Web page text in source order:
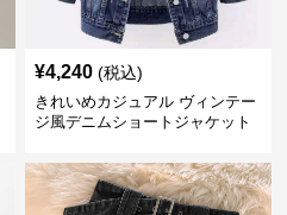
¥4,240 (税込)
きれいめカジュアル ヴィンテー
ジ風デニムショートジャケット